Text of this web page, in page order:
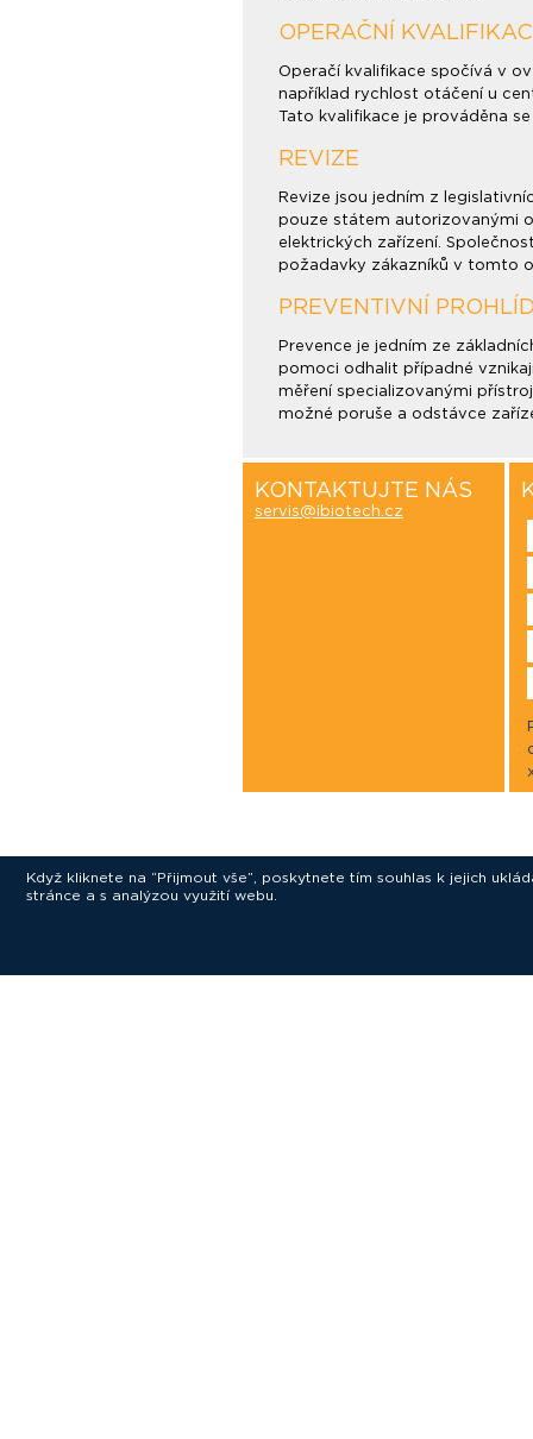
OPERAČNÍ
Operačí kvalifikace spočívá v
například rychlost otáčení u
Tato kvalifikace je prováděna
REVIZE
Revize jsou jedním z
pouze státem autorizovanými
elektrických zařízení.
požadavky zákazníků v tomto
PREVENTIVNÍ
Prevence je jedním ze
pomoci odhalit případné
měření specializovanými
možné poruše a odstávce
KONTAKTUJTE NÁS
servis@ibiotech.cz
Když kliknete na “Přijmout vše”, poskytnete tím souhlas k jejich
stránce a s analýzou využití webu.